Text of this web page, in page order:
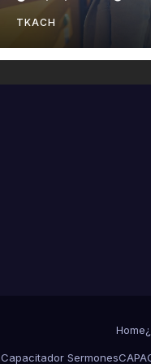
TKACH
Home
Capacitador Sermones